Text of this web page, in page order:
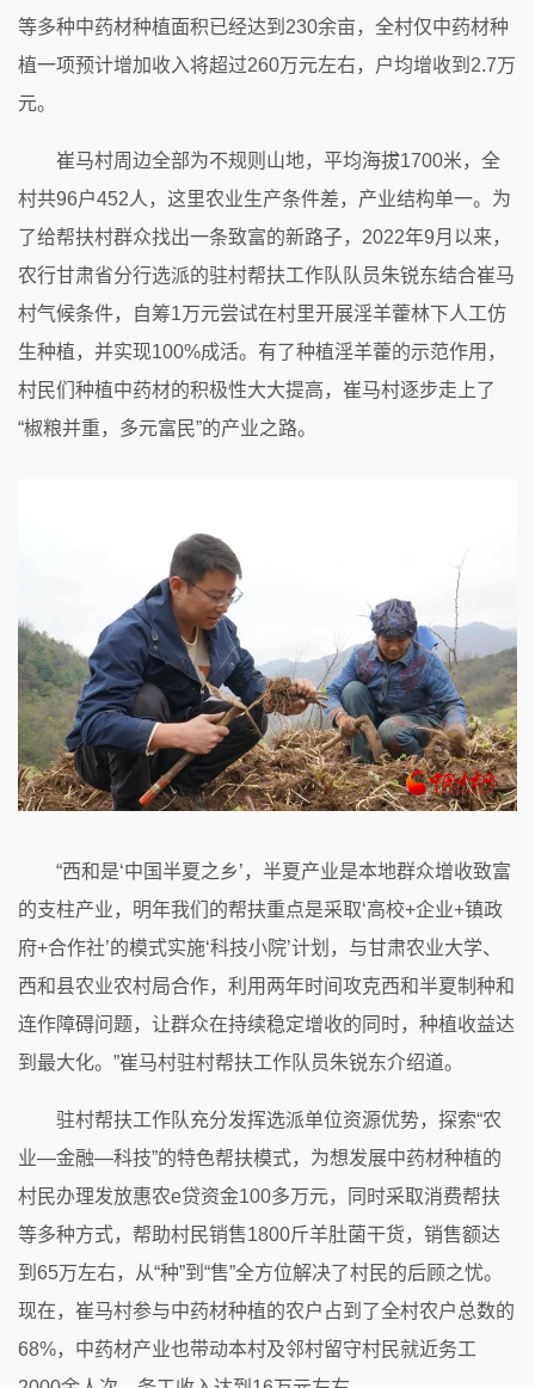
等多种中药材种植面积已经达到230余亩，全村仅中药材种
植一项预计增加收入将超过260万元左右，户均增收到2.7万
元。
崔马村周边全部为不规则山地，平均海拔1700米，全
村共96户452人，这里农业生产条件差，产业结构单一。为
了给帮扶村群众找出一条致富的新路子，2022年9月以来，
农行甘肃省分行选派的驻村帮扶工作队队员朱锐东结合崔马
村气候条件，自筹1万元尝试在村里开展淫羊藿林下人工仿
生种植，并实现100%成活。有了种植淫羊藿的示范作用，
村民们种植中药材的积极性大大提高，崔马村逐步走上了
“椒粮并重，多元富民”的产业之路。
“西和是‘中国半夏之乡’，半夏产业是本地群众增收致富
的支柱产业，明年我们的帮扶重点是采取‘高校+企业+镇政
府+合作社’的模式实施‘科技小院’计划，与甘肃农业大学、
西和县农业农村局合作，利用两年时间攻克西和半夏制种和
连作障碍问题，让群众在持续稳定增收的同时，种植收益达
到最大化。”崔马村驻村帮扶工作队员朱锐东介绍道。
驻村帮扶工作队充分发挥选派单位资源优势，探索“农
业—金融—科技”的特色帮扶模式，为想发展中药材种植的
村民办理发放惠农e贷资金100多万元，同时采取消费帮扶
等多种方式，帮助村民销售1800斤羊肚菌干货，销售额达
到65万左右，从“种”到“售”全方位解决了村民的后顾之忧。
现在，崔马村参与中药材种植的农户占到了全村农户总数的
68%，中药材产业也带动本村及邻村留守村民就近务工